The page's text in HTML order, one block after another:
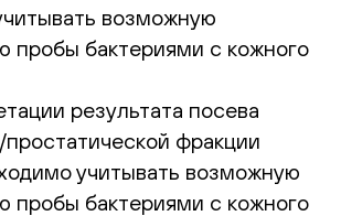
возможную
пробы бактериями с кожного
результата посева
фракции
учитывать возможную
пробы бактериями с кожного